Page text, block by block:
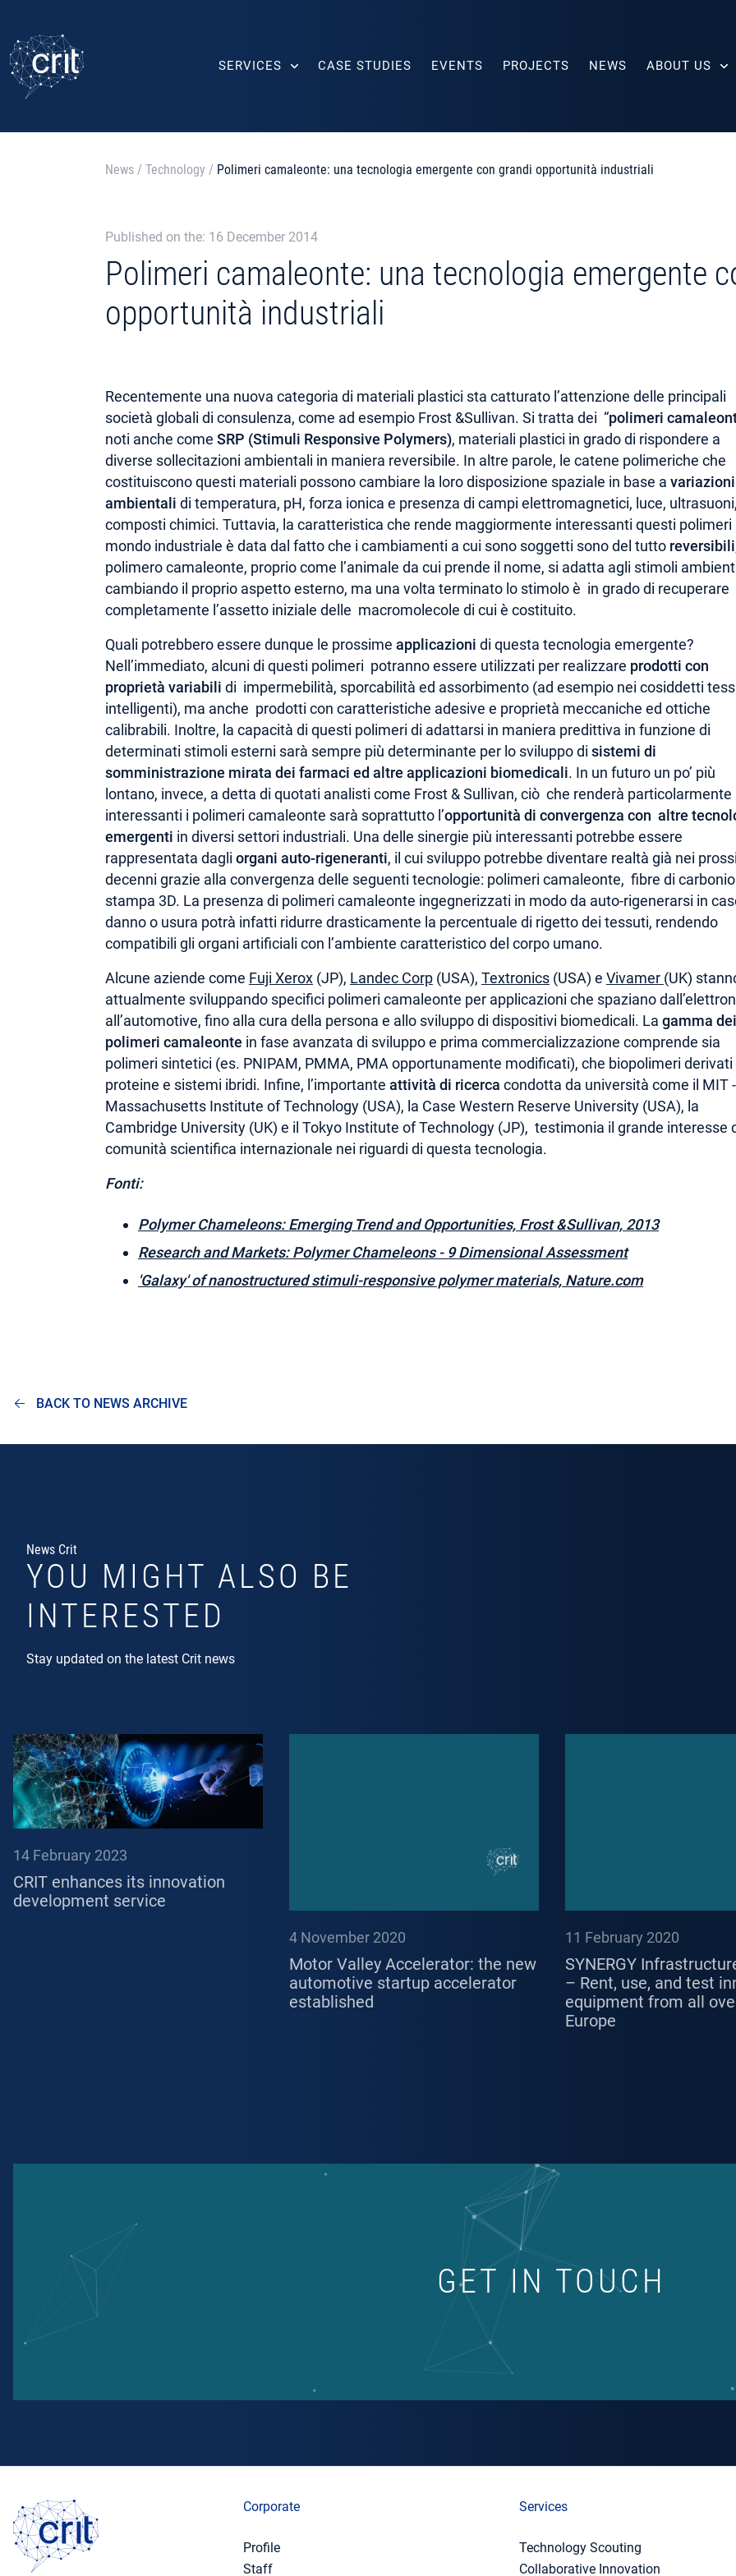
SERVICES CASE STUDIES EVENTS PROJECTS NEWS ABOUT US
News / Technology / Polimeri camaleonte: una tecnologia emergente con grandi opportunità industriali
Published on the: 16 December 2014
Polimeri camaleonte: una tecnologia emergente
opportunità industriali
Recentemente una nuova categoria di materiali plastici sta catturato l’attenzione delle principali
società globali di consulenza, come ad esempio Frost &Sullivan. Si tratta dei “polimeri
noti anche come SRP (Stimuli Responsive Polymers), materiali plastici in grado di rispondere a
diverse sollecitazioni ambientali in maniera reversibile. In altre parole, le catene polimeriche che
costituiscono questi materiali possono cambiare la loro disposizione spaziale in base a variazioni
ambientali di temperatura, pH, forza ionica e presenza di campi elettromagnetici, luce, ultrasuoni,
composti chimici. Tuttavia, la caratteristica che rende maggiormente interessanti questi polimeri
mondo industriale è data dal fatto che i cambiamenti a cui sono soggetti sono del tuttoreversibili
polimero camaleonte, proprio come l’animale da cui prende il nome, si adatta agli stimoli
cambiando il proprio aspetto esterno, ma una volta terminato lo stimolo è in grado di recuperare
completamente l’assetto iniziale delle macromolecole di cui è costituito.
Quali potrebbero essere dunque le prossime applicazioni di questa tecnologia emergente?
Nell’immediato, alcuni di questi polimeri potranno essere utilizzati per realizzare prodotti con
proprietà variabili di impermebilità, sporcabilità ed assorbimento (ad esempio nei cosiddetti
intelligenti), ma anche prodotti con caratteristiche adesive e proprietà meccaniche ed ottiche
calibrabili. Inoltre, la capacità di questi polimeri di adattarsi in maniera predittiva in funzione di
determinati stimoli esterni sarà sempre più determinante per lo sviluppo di sistemi di
somministrazione mirata dei farmaci ed altre applicazioni biomedicali. In un futuro un po’ più
lontano, invece, a detta di quotati analisti come Frost & Sullivan, ciò che renderà particolarmente
interessanti i polimeri camaleonte sarà soprattutto l’opportunità di convergenza con altre
emergenti in diversi settori industriali. Una delle sinergie più interessanti potrebbe essere
rappresentata dagli organi auto-rigeneranti, il cui sviluppo potrebbe diventare realtà già nei
decenni grazie alla convergenza delle seguenti tecnologie: polimeri camaleonte, fibre di
stampa 3D. La presenza di polimeri camaleonte ingegnerizzati in modo da auto-rigenerarsi in
danno o usura potrà infatti ridurre drasticamente la percentuale di rigetto dei tessuti, rendendo
compatibili gli organi artificiali con l’ambiente caratteristico del corpo umano.
Alcune aziende come Fuji Xerox(JP), Landec Corp(USA), Textronics(USA) e Vivamer (UK)
attualmente sviluppando specifici polimeri camaleonte per applicazioni che spaziano
all’automotive, fino alla cura della persona e allo sviluppo di dispositivi biomedicali. La gamma dei
polimeri camaleonte in fase avanzata di sviluppo e prima commercializzazione comprende sia
polimeri sintetici (es. PNIPAM, PMMA, PMA opportunamente modificati), che biopolimeri derivati
proteine e sistemi ibridi. Infine, l’importante attività di ricerca condotta da università come il MIT -
Massachusetts Institute of Technology (USA), la Case Western Reserve University (USA), la
Cambridge University (UK) e il Tokyo Institute of Technology (JP), testimonia il grande interesse
comunità scientifica internazionale nei riguardi di questa tecnologia.
Fonti:
Polymer Chameleons: Emerging Trend and Opportunities, Frost &Sullivan, 2013
Research and Markets: Polymer Chameleons - 9 Dimensional Assessment
'Galaxy' of nanostructured stimuli-responsive polymer materials, Nature.com
BACK TO NEWS ARCHIVE
News Crit
YOU MIGHT ALSO BE
INTERESTED
Stay updated on the latest Crit news
14 February 2023
CRIT enhances its innovation
development service
4 November 2020
Motor Valley Accelerator: the new
automotive startup accelerator
established
11 February 2020
SYNERGY
– Rent, use, and test
equipment from all
Europe
GET IN TOUCH
Corporate
Profile
Staff
Services
Technology Scouting
Collaborative Innovation